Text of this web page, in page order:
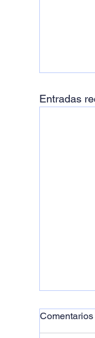
Entradas
Comentarios